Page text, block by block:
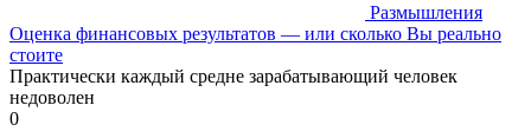
Размышления
Оценка финансовых результатов — или сколько Вы реально
стоите
Практически каждый средне зарабатывающий человек
недоволен
0